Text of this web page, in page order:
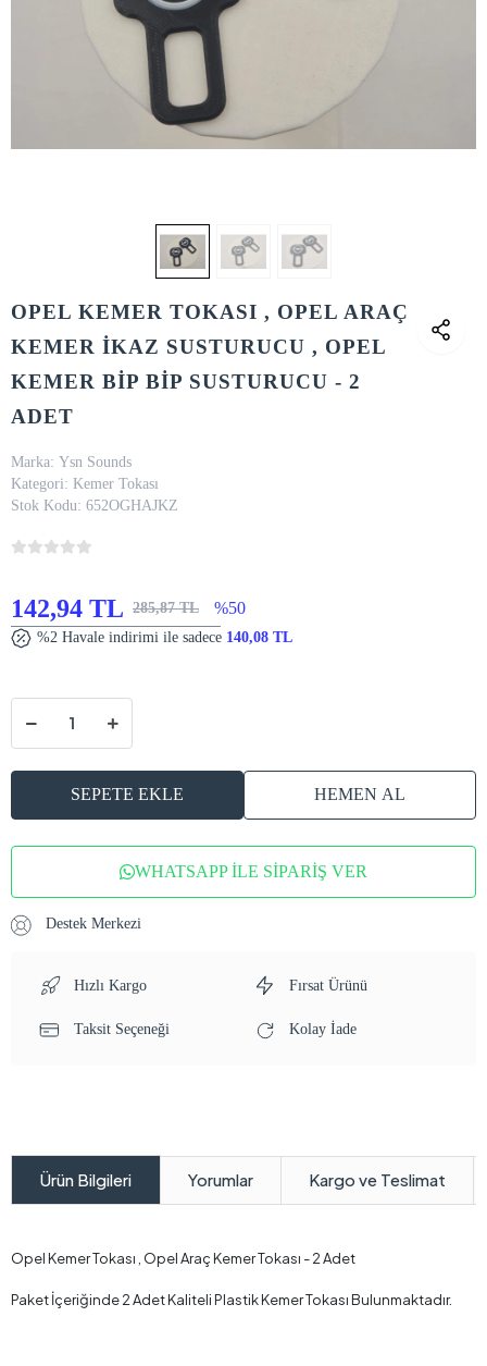
OPEL KEMER TOKASI , OPEL ARAÇ
KEMER İKAZ SUSTURUCU , OPEL
KEMER BİP BİP SUSTURUCU - 2
ADET
Marka: Ysn Sounds
Kategori: Kemer Tokası
Stok Kodu: 652OGHAJKZ
142,94 TL 285,87 TL %50
%2 Havale indirimi ile sadece 140,08 TL
SEPETE EKLE HEMEN AL
WHATSAPP İLE SİPARİŞ VER
Destek Merkezi
Hızlı Kargo Fırsat Ürünü
Taksit Seçeneği Kolay İade
Ürün Bilgileri Yorumlar Kargo ve Teslimat
Opel Kemer Tokası , Opel Araç Kemer Tokası - 2 Adet
Paket İçeriğinde 2 Adet Kaliteli Plastik Kemer Tokası Bulunmaktadır.